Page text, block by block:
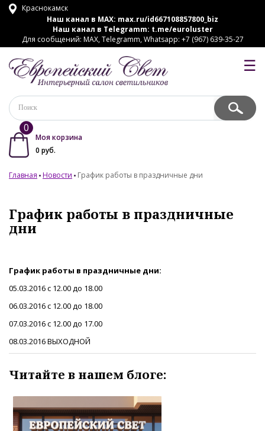
Краснокамск
Наш канал в MAX: max.ru/id667108857800_biz
Наш канал в Telegramm: t.me/euroluster
Для сообщений: MAX, Telegramm, Whatsapp: +7 (967) 639-35-27
☰
0
Моя корзина
0 руб.
Главная Новости График работы в праздничные дни
График работы в праздничные
дни
График работы в праздничные дни:
05.03.2016 с 12.00 до 18.00
06.03.2016 с 12.00 до 18.00
07.03.2016 с 12.00 до 17.00
08.03.2016 ВЫХОДНОЙ
Читайте в нашем блоге: